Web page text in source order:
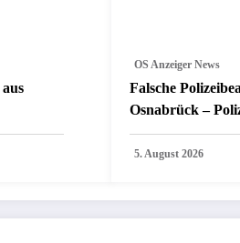
OS Anzeiger News
Falsche
Osnabrück –
5. August 2026